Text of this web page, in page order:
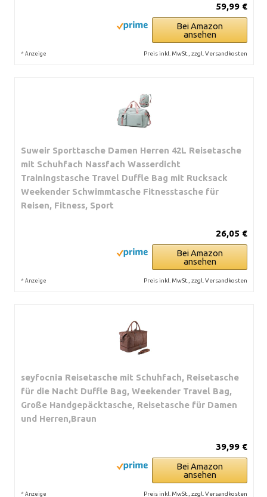
59,99 €
Bei Amazon
ansehen
* Anzeige Preis inkl. MwSt., zzgl. Versandkosten
Suweir Sporttasche Damen Herren 42L Reisetasche
mit Schuhfach Nassfach Wasserdicht
Trainingstasche Travel Duffle Bag mit Rucksack
Weekender Schwimmtasche Fitnesstasche für
Reisen, Fitness, Sport
26,05 €
Bei Amazon
ansehen
* Anzeige Preis inkl. MwSt., zzgl. Versandkosten
seyfocnia Reisetasche mit Schuhfach, Reisetasche
für die Nacht Duffle Bag, Weekender Travel Bag,
Große Handgepäcktasche, Reisetasche für Damen
und Herren,Braun
39,99 €
Bei Amazon
ansehen
* Anzeige Preis inkl. MwSt., zzgl. Versandkosten